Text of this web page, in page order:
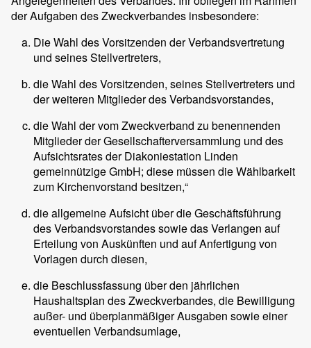
der Aufgaben des Zweckverbandes insbesondere:
Die Wahl des Vorsitzenden der Verbandsvertretung
und seines Stellvertreters,
die Wahl des Vorsitzenden, seines Stellvertreters und
der weiteren Mitglieder des Verbandsvorstandes,
die Wahl der vom Zweckverband zu benennenden
Mitglieder der Gesellschafterversammlung und des
Aufsichtsrates der Diakoniestation Linden
gemeinnützige GmbH; diese müssen die Wählbarkeit
zum Kirchenvorstand besitzen,“
die allgemeine Aufsicht über die Geschäftsführung
des Verbandsvorstandes sowie das Verlangen auf
Erteilung von Auskünften und auf Anfertigung von
Vorlagen durch diesen,
die Beschlussfassung über den jährlichen
Haushaltsplan des Zweckverbandes, die Bewilligung
außer- und überplanmäßiger Ausgaben sowie einer
eventuellen Verbandsumlage,